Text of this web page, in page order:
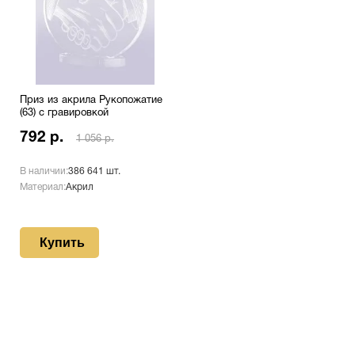
Приз из акрила Рукопожатие
(63) с гравировкой
792 р. 1 056 р.
В наличии:386 641 шт.
Материал:Акрил
Купить